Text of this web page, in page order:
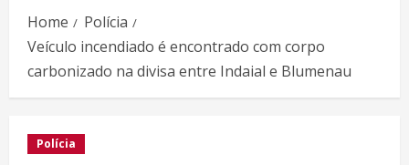
Home
Polícia
Veículo incendiado é encontrado com corpo
carbonizado na divisa entre Indaial e Blumenau
Polícia